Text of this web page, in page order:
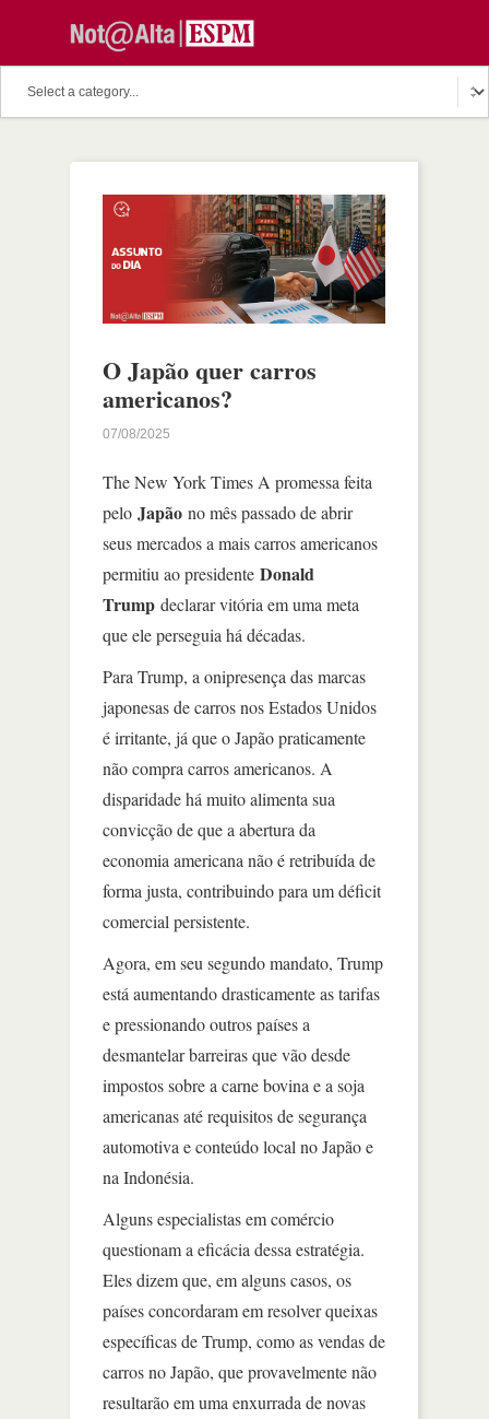
O Japão quer carros
americanos?
07/08/2025
The New York Times A promessa feita
pelo Japão no mês passado de abrir
seus mercados a mais carros americanos
permitiu ao presidente Donald
Trump declarar vitória em uma meta
que ele perseguia há décadas.
Para Trump, a onipresença das marcas
japonesas de carros nos Estados Unidos
é irritante, já que o Japão praticamente
não compra carros americanos. A
disparidade há muito alimenta sua
convicção de que a abertura da
economia americana não é retribuída de
forma justa, contribuindo para um déficit
comercial persistente.
Agora, em seu segundo mandato, Trump
está aumentando drasticamente as tarifas
e pressionando outros países a
desmantelar barreiras que vão desde
impostos sobre a carne bovina e a soja
americanas até requisitos de segurança
automotiva e conteúdo local no Japão e
na Indonésia.
Alguns especialistas em comércio
questionam a eficácia dessa estratégia.
Eles dizem que, em alguns casos, os
países concordaram em resolver queixas
específicas de Trump, como as vendas de
carros no Japão, que provavelmente não
resultarão em uma enxurrada de novas